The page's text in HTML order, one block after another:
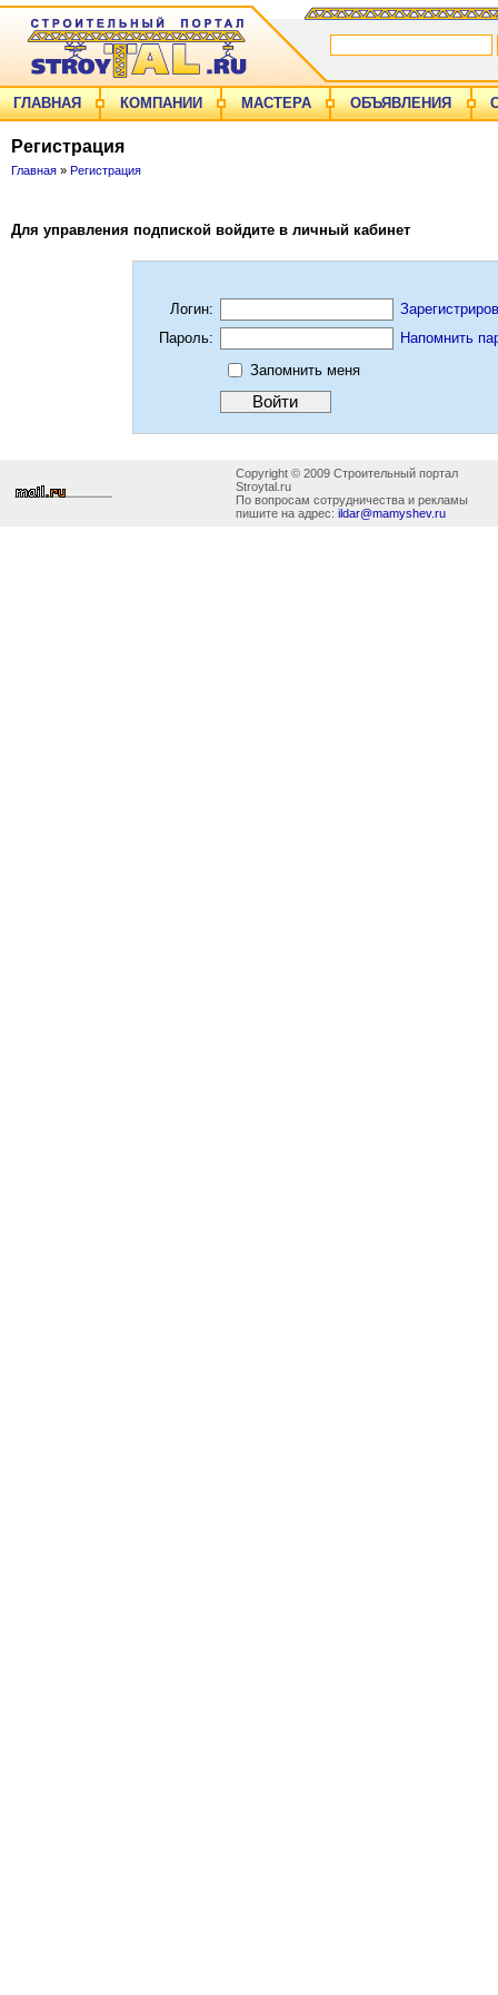
ГЛАВНАЯ КОМПАНИИ МАСТЕРА ОБЪЯВЛЕНИЯ
Регистрация
Главная » Регистрация
Для управления подпиской войдите в личный кабинет
Логин:
Пароль:
Напомнить
Запомнить меня
Copyright © 2009 Строительный портал
Stroytal.ru
По вопросам сотрудничества и рекламы
пишите на адрес: ildar@mamyshev.ru